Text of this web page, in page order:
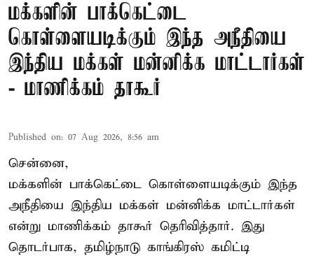
மக்களின் பாக்கெட்டை
கொள்ளையடிக்கும் இந்த அநீதியை
இந்திய மக்கள் மன்னிக்க மாட்டார்கள்
- மாணிக்கம் தாகூர்
Published on: 07 Aug 2026, 8:56 am
சென்னை,
மக்களின் பாக்கெட்டை கொள்ளையடிக்கும் இந்த
அநீதியை இந்திய மக்கள் மன்னிக்க மாட்டார்கள்
என்று மாணிக்கம் தாகூர் தெரிவித்தார். இது
தொடர்பாக, தமிழ்நாடு காங்கிரஸ் கமிட்டி